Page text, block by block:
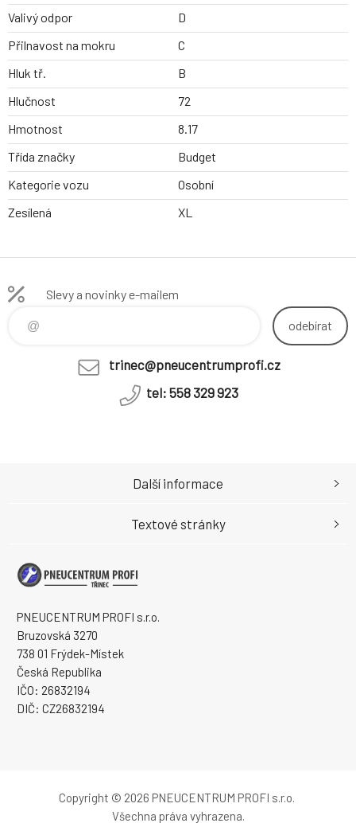
Valivý odpor
D
Přilnavost na mokru
C
Hluk tř.
B
Hlučnost
72
Hmotnost
8.17
Třída značky
Budget
Kategorie vozu
Osobní
Zesílená
XL
Slevy a novinky e-mailem
odebírat
trinec@pneucentrumprofi.cz
tel: 558 329 923
PNEUCENTRUM PROFI s.r.o.
Bruzovská 3270
738 01 Frýdek-Místek
Česká Republika
IČO: 26832194
DIČ: CZ26832194
Další informace
Textové stránky
Copyright © 2026 PNEUCENTRUM PROFI s.r.o.
Všechna práva vyhrazena.